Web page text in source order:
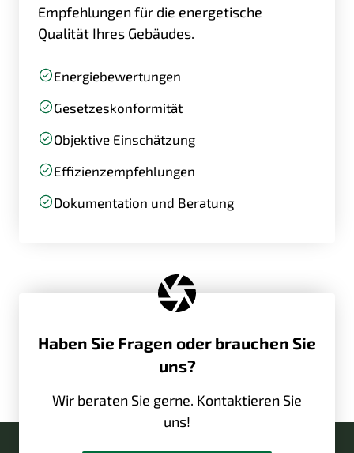
Empfehlungen für die energetische
Qualität Ihres Gebäudes.
Energiebewertungen
Gesetzeskonformität
Objektive Einschätzung
Effizienzempfehlungen
Dokumentation und Beratung
Haben Sie Fragen oder brauchen Sie
uns?
Wir beraten Sie gerne. Kontaktieren Sie
uns!